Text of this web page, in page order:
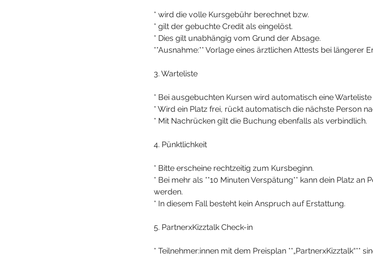
* wird die volle Kursgebühr berechnet bzw.
* gilt der gebuchte Credit als eingelöst.
* Dies gilt unabhängig vom Grund der Absage.
**Ausnahme:** Vorlage eines ärztlichen Attests bei längerer
3. Warteliste
* Bei ausgebuchten Kursen wird automatisch eine Warteliste
* Wird ein Platz frei, rückt automatisch die nächste Person
* Mit Nachrücken gilt die Buchung ebenfalls als verbindlich.
4. Pünktlichkeit
* Bitte erscheine rechtzeitig zum Kursbeginn.
* Bei mehr als **10 Minuten Verspätung** kann dein Platz
werden.
* In diesem Fall besteht kein Anspruch auf Erstattung.
5. PartnerxKizztalk Check-in
* Teilnehmer:innen mit dem Preisplan **„PartnerxKizztalk“**